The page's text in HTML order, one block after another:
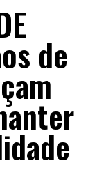
de